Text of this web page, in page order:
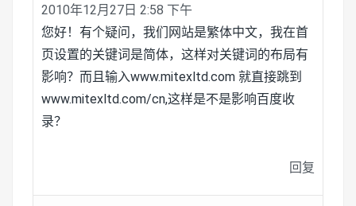
2010年12月27日 2:58 下午
您好！有个疑问，我们网站是繁体中文，我在首
页设置的关键词是简体，这样对关键词的布局有
影响？而且输入www.mitexltd.com 就直接跳到
www.mitexltd.com/cn,这样是不是影响百度收
录？
回复